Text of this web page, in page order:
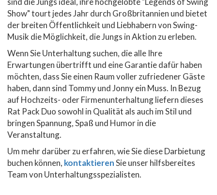
Show" tourt jedes Jahr durch Großbritannien und bietet
der breiten Öffentlichkeit und Liebhabern von Swing-
Musik die Möglichkeit, die Jungs in Aktion zu erleben.
Wenn Sie Unterhaltung suchen, die alle Ihre
Erwartungen übertrifft und eine Garantie dafür haben
möchten, dass Sie einen Raum voller zufriedener Gäste
haben, dann sind Tommy und Jonny ein Muss. In Bezug
auf Hochzeits- oder Firmenunterhaltung liefern dieses
Rat Pack Duo sowohl in Qualität als auch im Stil und
bringen Spannung, Spaß und Humor in die
Veranstaltung.
Um mehr darüber zu erfahren, wie Sie diese Darbietung
buchen können, kontaktierenSie unser hilfsbereites
Team von Unterhaltungsspezialisten.